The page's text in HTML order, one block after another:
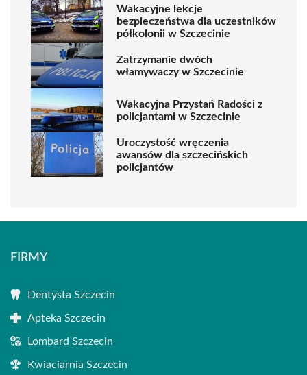
Wakacyjne lekcje
bezpieczeństwa dla uczestników
półkolonii w Szczecinie
Zatrzymanie dwóch
włamywaczy w Szczecinie
Wakacyjna Przystań Radości z
policjantami w Szczecinie
Uroczystość wręczenia
awansów dla szczecińskich
policjantów
FIRMY
Dentysta Szczecin
Apteka Szczecin
Lombard Szczecin
Kwiaciarnia Szczecin